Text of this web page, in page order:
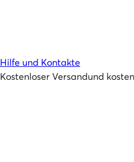
Hilfe und Kontakte
Kostenloser Versandund